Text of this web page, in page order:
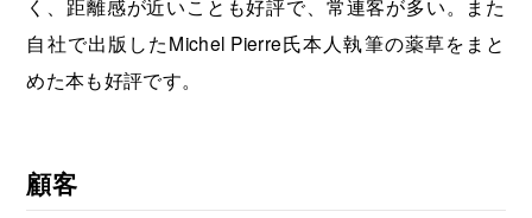
く、距離感が近いことも好評で、常連客が多い。また
自社で出版したMichel Pierre氏本人執筆の薬草をまと
めた本も好評です。
顧客